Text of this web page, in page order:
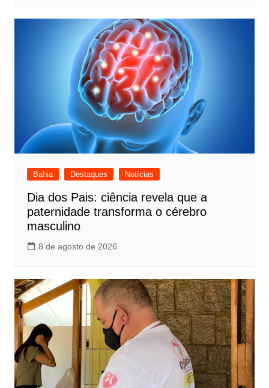
Bahia Destaques Notícias
Dia dos Pais: ciência revela que a
paternidade transforma o cérebro
masculino
8 de agosto de 2026